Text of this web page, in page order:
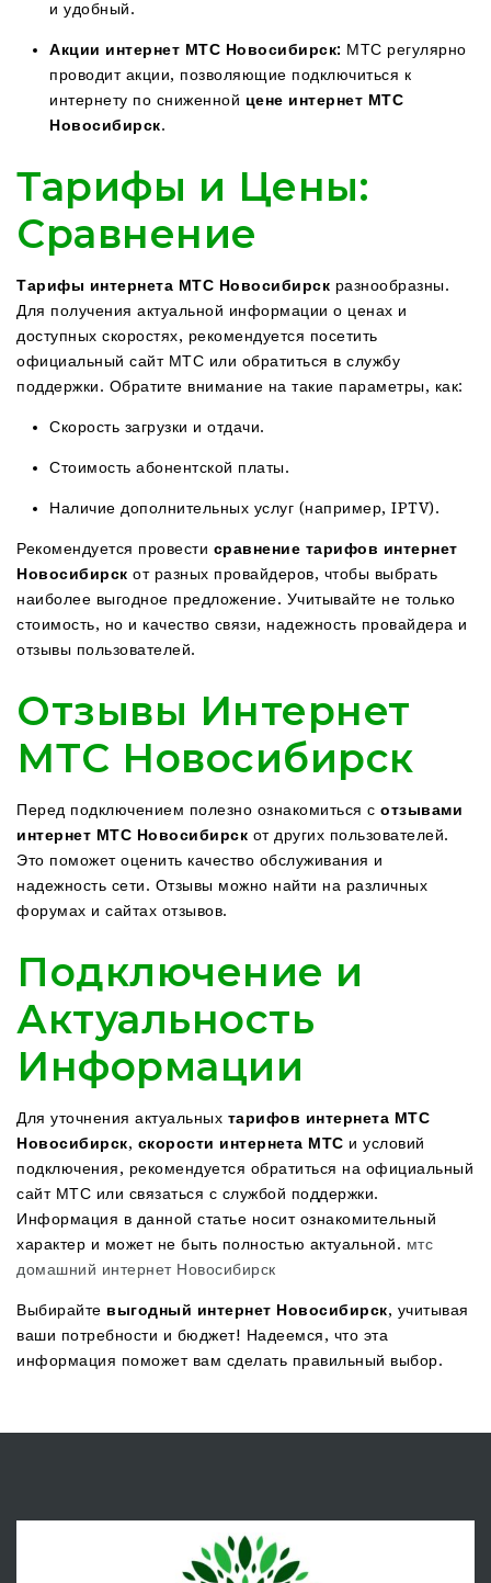
и удобный.
Акции интернет МТС Новосибирск: МТС регулярно
проводит акции, позволяющие подключиться к
интернету по сниженной цене интернет МТС
Новосибирск.
Тарифы и Цены:
Сравнение
Тарифы интернета МТС Новосибирск разнообразны.
Для получения актуальной информации о ценах и
доступных скоростях, рекомендуется посетить
официальный сайт МТС или обратиться в службу
поддержки. Обратите внимание на такие параметры, как:
Скорость загрузки и отдачи.
Стоимость абонентской платы.
Наличие дополнительных услуг (например, IPTV).
Рекомендуется провести сравнение тарифов интернет
Новосибирск от разных провайдеров, чтобы выбрать
наиболее выгодное предложение. Учитывайте не только
стоимость, но и качество связи, надежность провайдера и
отзывы пользователей.
Отзывы Интернет
МТС Новосибирск
Перед подключением полезно ознакомиться с отзывами
интернет МТС Новосибирск от других пользователей.
Это поможет оценить качество обслуживания и
надежность сети. Отзывы можно найти на различных
форумах и сайтах отзывов.
Подключение и
Актуальность
Информации
Для уточнения актуальных тарифов интернета МТС
Новосибирск, скорости интернета МТС и условий
подключения, рекомендуется обратиться на официальный
сайт МТС или связаться с службой поддержки.
Информация в данной статье носит ознакомительный
характер и может не быть полностью актуальной. мтс
домашний интернет Новосибирск
Выбирайте выгодный интернет Новосибирск, учитывая
ваши потребности и бюджет! Надеемся, что эта
информация поможет вам сделать правильный выбор.